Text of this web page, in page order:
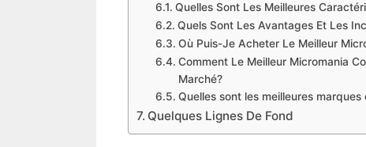
Quelles Sont Les Meilleures
Quels Sont Les Avantages Et Les
Où Puis-Je Acheter Le Meilleur
Comment Le Meilleur Micromania
Marché?
Quelles sont les meilleures
Quelques Lignes De Fond